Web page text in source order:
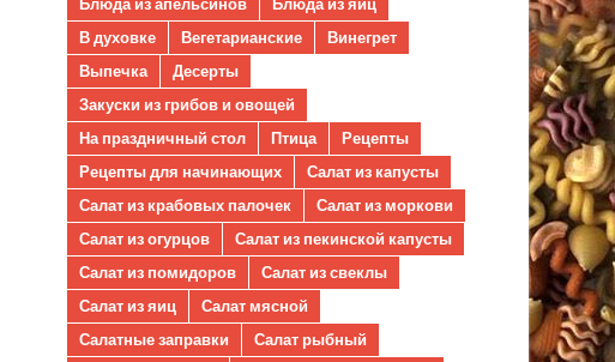
В духовке
Вегетарианские
Винегрет
Выпечка
Десерты
Закуски из грибов и овощей
На праздничный стол
Птица
Рецепты
Рецепты для начинающих
Салат из капусты
Салат из крабовых палочек
Салат из моркови
Салат из огурцов
Салат из пекинской капусты
Салат из помидоров
Салат из свеклы
Салат из яиц
Салат мясной
Салатные заправки
Салат рыбный